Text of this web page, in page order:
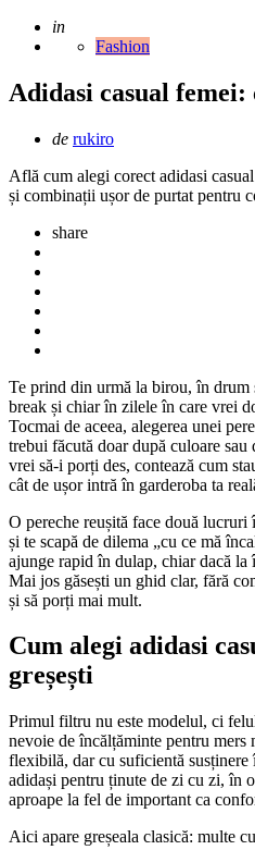
Adaugat
in
Fashion
Adidasi casual
Scris
de rukiro
Află cum alegi corect adidasi
și combinații ușor de purtat pentru
share
Te prind din urmă la birou, în
break și chiar în zilele în care vrei
Tocmai de aceea, alegerea unei
trebui făcută doar după culoare
vrei să-i porți des, contează cum
cât de ușor intră în garderoba ta
O pereche reușită face două
și te scapă de dilema „cu ce mă
ajunge rapid în dulap, chiar dacă la
Mai jos găsești un ghid clar, fără
și să porți mai mult.
Cum alegi adidasi
greșești
Primul filtru nu este modelul, ci
nevoie de încălțăminte pentru mers
flexibilă, dar cu suficientă
adidași pentru ținute de zi cu zi, în
aproape la fel de important ca
Aici apare greșeala clasică: multe